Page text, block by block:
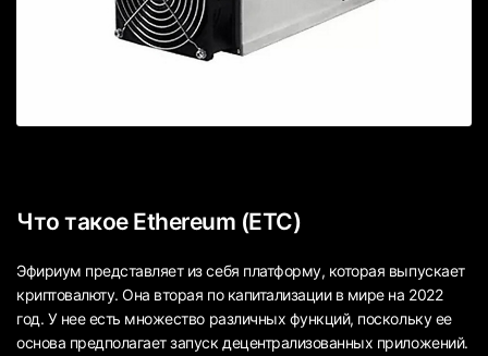
Что такое Ethereum (ETC)
Эфириум представляет из себя платформу, которая выпускает
криптовалюту. Она вторая по капитализации в мире на 2022
год. У нее есть множество различных функций, поскольку ее
основа предполагает запуск децентрализованных приложений.